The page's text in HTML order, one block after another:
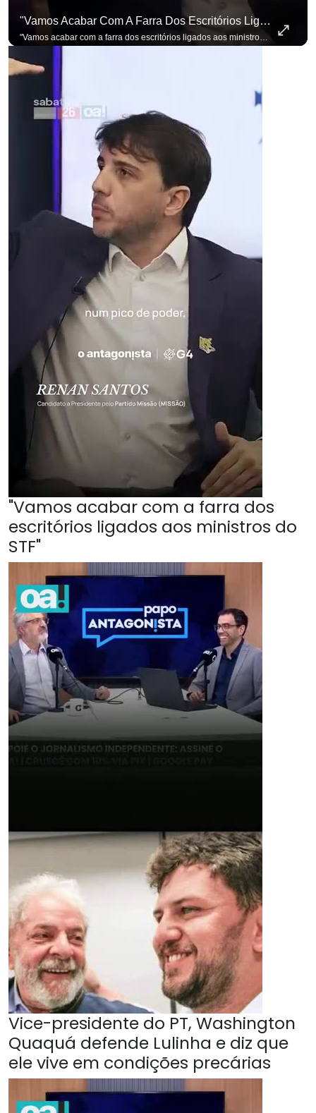
"Vamos Acabar Com A Farra Dos Escritórios Ligados Aos Ministros Do STF"
"Vamos acabar com a farra dos escritórios ligados aos ministros do STF". Essa foi a resposta de Renan Santos ao ser questionado sobre o Judiciário. Se você busca informação com credibilidade, inscreva-se agora e ative o
"Vamos acabar com a farra dos
escritórios ligados aos ministros do
STF"
Vice-presidente do PT, Washington
Quaquá defende Lulinha e diz que
ele vive em condições precárias